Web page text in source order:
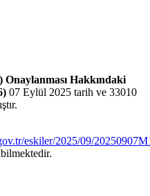
Hakkındaki
07 Eylül 2025 tarih ve 33010
eskiler/2025/09/